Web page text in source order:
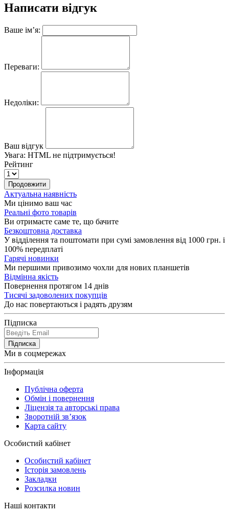
Написати відгук
Ваше ім’я:
Переваги:
Недоліки:
Ваш відгук
Увага: HTML не підтримується!
Рейтинг
Продовжити
Актуальна наявність
Ми цінимо ваш час
Реальні фото товарів
Ви отримаєте саме те, що бачите
Безкоштовна доставка
У відділення та поштомати при сумі замовлення від 1000 грн. і
100% передплаті
Гарячі новинки
Ми першими привозимо чохли для нових планшетів
Відмінна якість
Повернення протягом 14 днів
Тисячі задоволених покупців
До нас повертаються і радять друзям
Підписка
Підписка
Ми в соцмережах
Інформація
Публічна оферта
Обмін і повернення
Ліцензія та авторські права
Зворотній зв’язок
Карта сайту
Особистий кабінет
Особистий кабінет
Історія замовлень
Закладки
Розсилка новин
Наші контакти